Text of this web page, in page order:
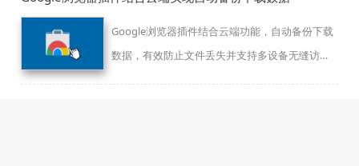
Google浏览器插件结合云端功能，自动备份下载
数据，有效防止文件丢失并支持多设备无缝访